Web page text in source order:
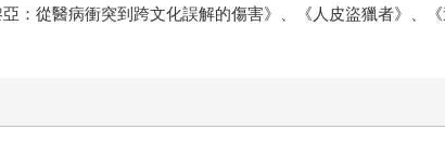
：從醫病衝突到跨文化誤解的傷害》、《人皮盜獵者》、